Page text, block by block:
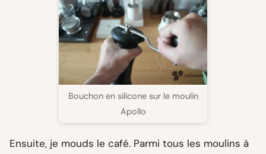
Bouchon en silicone sur le moulin
Apollo
Ensuite, je mouds le café. Parmi tous les moulins à